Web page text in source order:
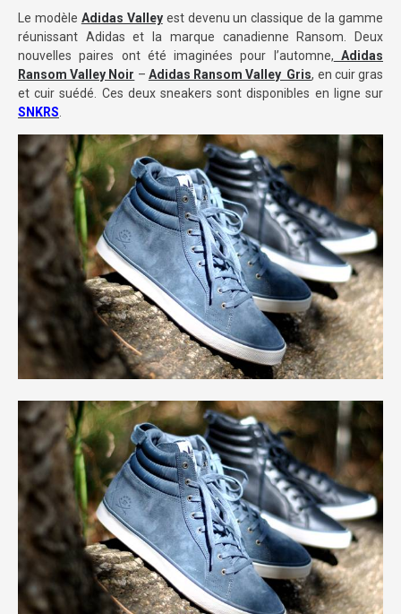
Le modèle Adidas Valleyest devenu un classique de la gamme
réunissant Adidas et la marque canadienne Ransom. Deux
nouvelles paires ont été imaginées pour l’automne, Adidas
Ransom Valley Noir – Adidas Ransom Valley Gris, en cuir gras
et cuir suédé. Ces deux sneakers sont disponibles en ligne sur
SNKRS